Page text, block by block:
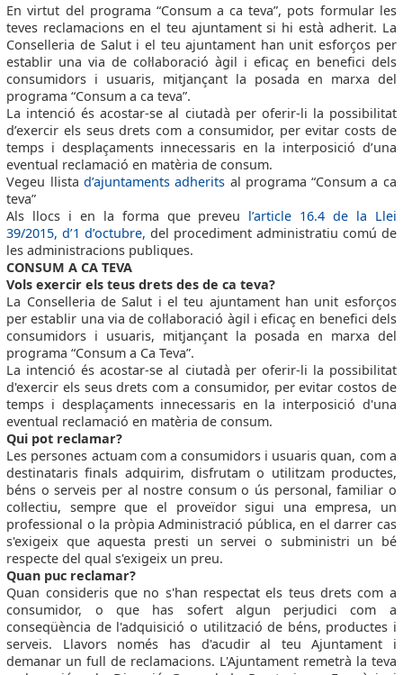
En virtut del programa “Consum a ca teva”, pots formular les
teves reclamacions en el teu ajuntament si hi està adherit. La
Conselleria de Salut i el teu ajuntament han unit esforços per
establir una via de col·laboració àgil i eficaç en benefici dels
consumidors i usuaris, mitjançant la posada en marxa del
programa “Consum a ca teva”.
La intenció és acostar-se al ciutadà per oferir-li la possibilitat
d’exercir els seus drets com a consumidor, per evitar costs de
temps i desplaçaments innecessaris en la interposició d’una
eventual reclamació en matèria de consum.
Vegeu llista d’ajuntaments adherits al programa “Consum a ca
teva”
Als llocs i en la forma que preveu l’article 16.4 de la Llei
39/2015, d’1 d’octubre, del procediment administratiu comú de
les administracions publiques.
CONSUM A CA TEVA
Vols exercir els teus drets des de ca teva?
La Conselleria de Salut i el teu ajuntament han unit esforços
per establir una via de col·laboració àgil i eficaç en benefici dels
consumidors i usuaris, mitjançant la posada en marxa del
programa “Consum a Ca Teva”.
La intenció és acostar-se al ciutadà per oferir-li la possibilitat
d'exercir els seus drets com a consumidor, per evitar costos de
temps i desplaçaments innecessaris en la interposició d'una
eventual reclamació en matèria de consum.
Qui pot reclamar?
Les persones actuam com a consumidors i usuaris quan, com a
destinataris finals adquirim, disfrutam o utilitzam productes,
béns o serveis per al nostre consum o ús personal, familiar o
col·lectiu, sempre que el proveïdor sigui una empresa, un
professional o la pròpia Administració pública, en el darrer cas
s'exigeix que aquesta presti un servei o subministri un bé
respecte del qual s'exigeix un preu.
Quan puc reclamar?
Quan consideris que no s'han respectat els teus drets com a
consumidor, o que has sofert algun perjudici com a
conseqüència de l'adquisició o utilització de béns, productes i
serveis. Llavors només has d'acudir al teu Ajuntament i
demanar un full de reclamacions. L'Ajuntament remetrà la teva